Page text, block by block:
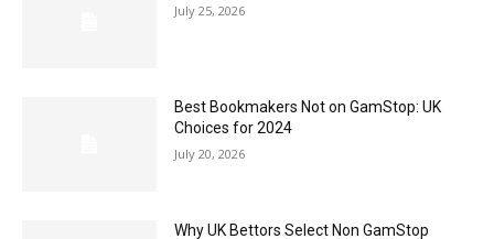
July 25, 2026
Best Bookmakers Not on GamStop: UK
Choices for 2024
July 20, 2026
Why UK Bettors Select Non GamStop